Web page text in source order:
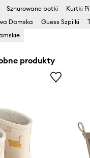
Sznurowane botki
Kurtki
Damska
Guess Szpilki
produkty